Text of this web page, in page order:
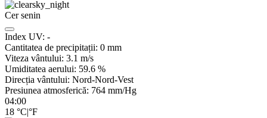
Cer senin
Index UV: -
Cantitatea de precipitații: 0 mm
Viteza vântului: 3.1 m/s
Umiditatea aerului: 59.6 %
Direcția vântului: Nord-Nord-Vest
Presiunea atmosferică: 764 mm/Hg
04:00
18 °C|°F